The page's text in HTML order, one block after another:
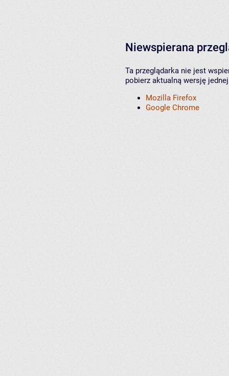
Niewspierana
Ta przeglądarka nie jest
pobierz aktualną wersję
Mozilla Firefox
Google Chrome